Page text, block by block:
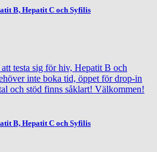
B, Hepatit C och Syfilis
testa sig för hiv, Hepatit B och
inte boka tid, öppet för drop-in
och stöd finns såklart! Välkommen!
B, Hepatit C och Syfilis